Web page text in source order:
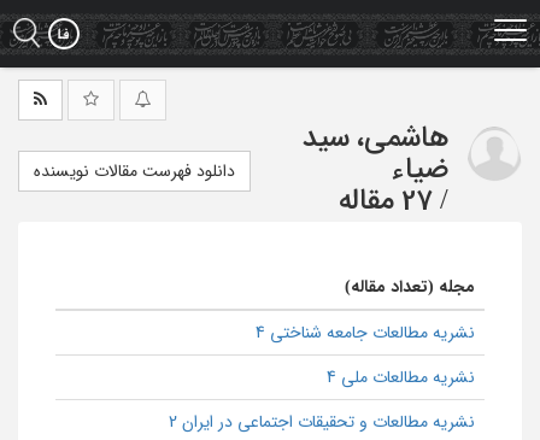
Skip
to
main
هاشمی، سید
ضیاء
/ 27 مقاله
دانلود فهرست مقالات نویسنده
مجله (تعداد مقاله)
نشریه مطالعات جامعه شناختی 4
نشریه مطالعات ملی 4
نشریه مطالعات و تحقیقات اجتماعی در ایران 2